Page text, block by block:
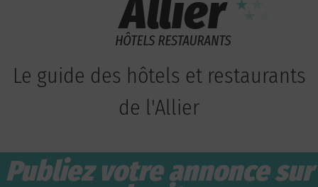
Le guide des hôtels et restaurants
de l'Allier
Publiez votre annonce sur